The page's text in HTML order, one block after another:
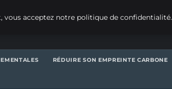
RÉDUIRE SON EMPREINTE CARBONE
vous acceptez notre politique de confidentialité.